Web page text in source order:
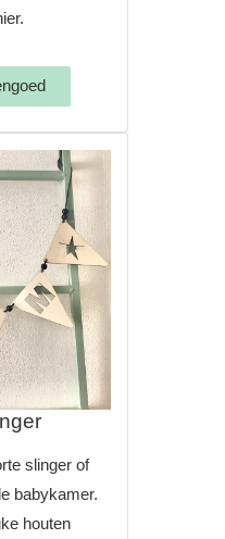
slinger of
babykamer.
houten